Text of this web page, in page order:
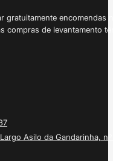
gratuitamente
compras de levantamento
Largo Asilo da Gandarinha, nº